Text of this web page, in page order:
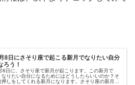
8日にさそり座で起こる新月でなりたい自分
ろう！
8日に、さそり座で新月が起こります。この新月で
なりたい自分になるためにはどうしたらいいのか？そ
押しをしてくれる新月になります。さそり座の新月の